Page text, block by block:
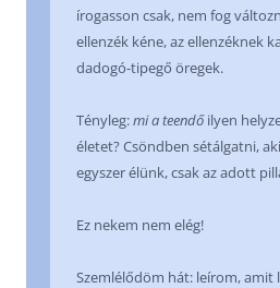
írogasson csak, nem fog
ellenzék kéne, az ellenzéknek
dadogó-tipegő öregek.
Tényleg:mi a teendőilyen
életet? Csöndben sétálgatni,
egyszer élünk, csak az adott
Ez nekem nem elég!
Szemlélődöm hát: leírom, amit